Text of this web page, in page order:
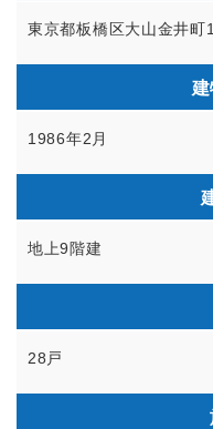
東京都板橋区大山金井町
1986年2月
地上9階建
28戸